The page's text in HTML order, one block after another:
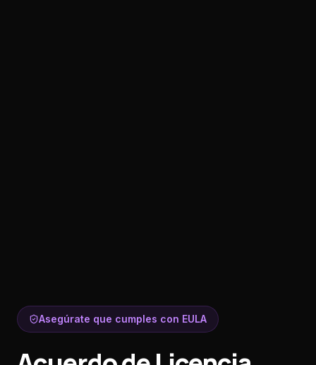
Asegúrate que cumples con EULA